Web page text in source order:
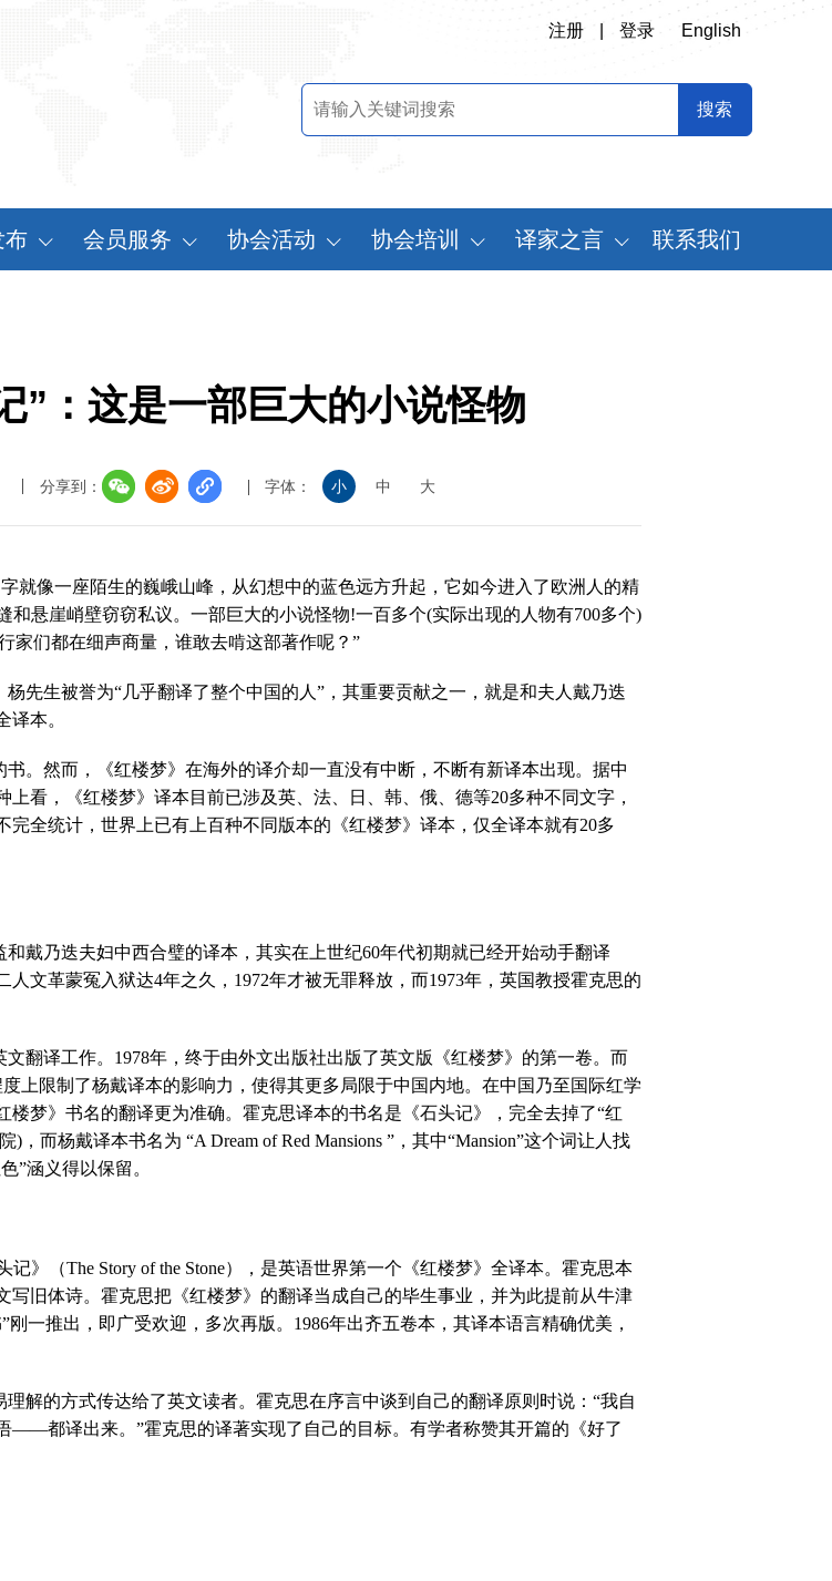
注册 登录 English
布
务
会员服务
缴费说明
协会活动
亚太翻译论坛
翻译中国·拥抱世
全国口译大赛
韩素音国际翻译大
协会培训 译家之言
《中国翻译》摘要
联系我们
”：这是一部巨大的小说怪物
分享到： 字体： 小 中 大
就像一座陌生的巍峨山峰，从幻想中的蓝色远方升起，它如今进入了欧洲人的精
和悬崖峭壁窃窃私议。一部巨大的小说怪物!一百多个(实际出现的人物有700多个)
家们都在细声商量，谁敢去啃这部著作呢？”
杨先生被誉为“几乎翻译了整个中国的人”，其重要贡献之一，就是和夫人戴乃迭
译本。
。然而，《红楼梦》在海外的译介却一直没有中断，不断有新译本出现。据中
看，《红楼梦》译本目前已涉及英、法、日、韩、俄、德等20多种不同文字，
全统计，世界上已有上百种不同版本的《红楼梦》译本，仅全译本就有20多
戴乃迭夫妇中西合璧的译本，其实在上世纪60年代初期就已经开始动手翻译
人文革蒙冤入狱达4年之久， 1972年才被无罪释放，而1973年，英国教授霍克思的
翻译工作。 1978年，终于由外文出版社出版了英文版《红楼梦》的第一卷。而
上限制了杨戴译本的影响力，使得其更多局限于中国内地。在中国乃至国际红学
梦》书名的翻译更为准确。霍克思译本的书名是《石头记》，完全去掉了“红
) ，而杨戴译本书名为 “A Dream of Red Mansions ”，其中“Mansion”这个词让人找
”涵义得以保留。
记》（The Story of the Stone），是英语世界第一个《红楼梦》全译本。霍克思本
旧体诗。霍克思把《红楼梦》的翻译当成自己的毕生事业，并为此提前从牛津
刚一推出，即广受欢迎，多次再版。 1986年出齐五卷本，其译本语言精确优美，
解的方式传达给了英文读者。霍克思在序言中谈到自己的翻译原则时说：“我自
都译出来。”霍克思的译著实现了自己的目标。有学者称赞其开篇的《好了